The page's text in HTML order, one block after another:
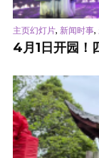
主页幻灯片, 新闻时事,
4月1日开园！